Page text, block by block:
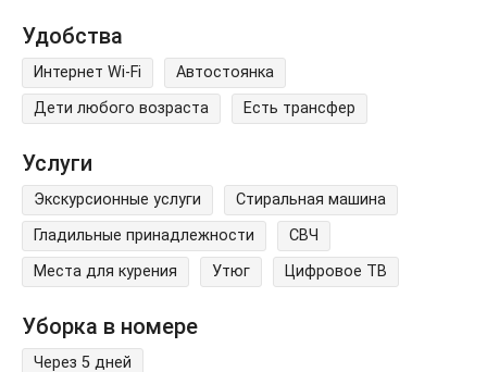
Удобства
Интернет Wi-Fi
Автостоянка
Дети любого возраста
Есть трансфер
Услуги
Экскурсионные услуги
Стиральная машина
Гладильные принадлежности
СВЧ
Места для курения
Утюг Цифровое ТВ
Уборка в номере
Через 5 дней